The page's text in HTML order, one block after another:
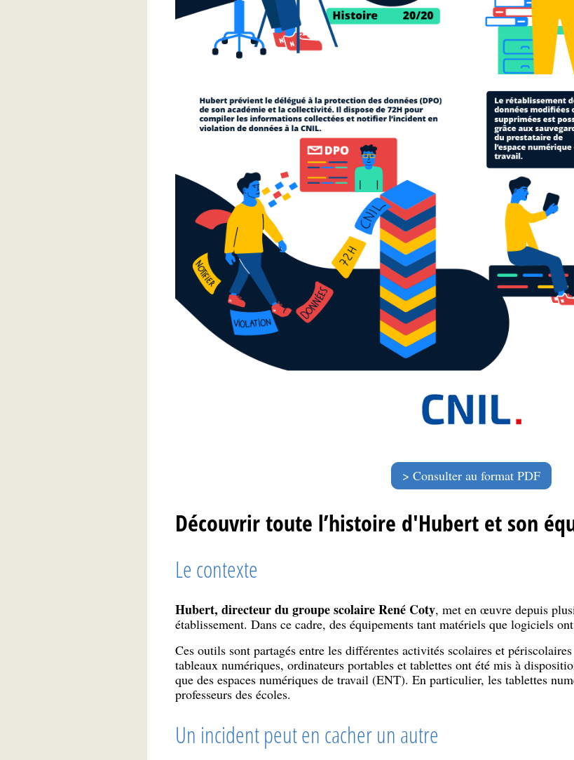
Consulter au format PDF
Découvrir toute l’histoire d'Hubert et son
Le contexte
Hubert, directeur du groupe scolaire René Coty, met en œuvre depuis
établissement. Dans ce cadre, des équipements tant matériels que logiciels
Ces outils sont partagés entre les différentes activités scolaires et
tableaux numériques, ordinateurs portables et tablettes ont été mis à
que des espaces numériques de travail (ENT). En particulier, les tablettes
professeurs des écoles.
Un incident peut en cacher un autre